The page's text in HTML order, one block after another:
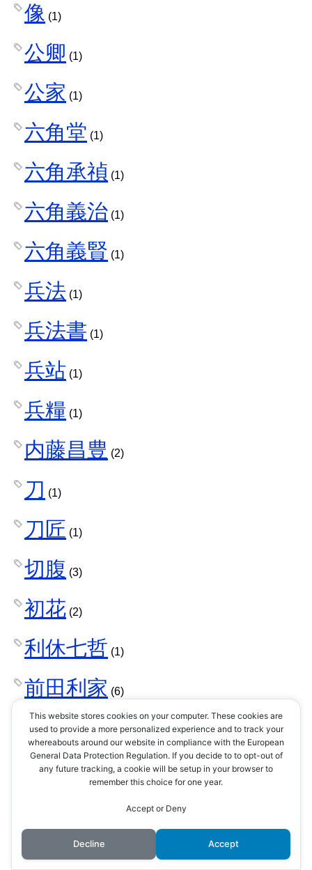
像 (1)
公卿 (1)
公家 (1)
六角堂 (1)
六角承禎 (1)
六角義治 (1)
六角義賢 (1)
兵法 (1)
兵法書 (1)
兵站 (1)
兵糧 (1)
内藤昌豊 (2)
刀 (1)
刀匠 (1)
切腹 (3)
初花 (2)
利休七哲 (1)
前田利家 (6)
前田利常(3)
前田利長(3)
前田慶次
This website stores cookies on your computer. These cookies are
used to provide a more personalized experience and to track your
whereabouts around our website in compliance with the European
General Data Protection Regulation. If you decide to to opt-out of
any future tracking, a cookie will be setup in your browser to
remember this choice for one year.
Accept or Deny
Decline Accept